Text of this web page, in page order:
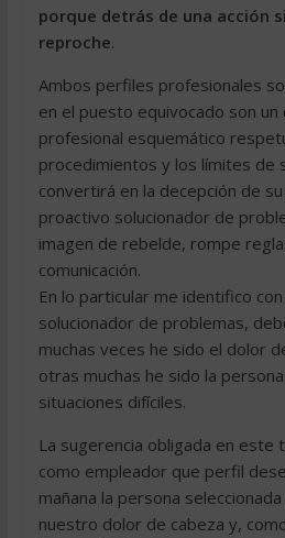
porque detrás de una acción
reproche.
Ambos perfiles profesionales
en el puesto equivocado son
profesional esquemático
procedimientos y los límites de
convertirá en la decepción de
proactivo solucionador de
imagen de rebelde, rompe
comunicación.
En lo particular me identifico
solucionador de problemas,
muchas veces he sido el dolor
otras muchas he sido la
situaciones difíciles.
La sugerencia obligada en este
como empleador que perfil
mañana la persona
nuestro dolor de cabeza y,